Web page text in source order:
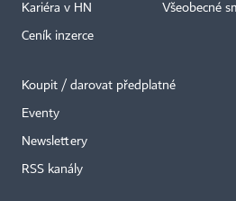
Kariéra v HN
Ceník inzerce
Všeobecné
Koupit / darovat předplatné
Eventy
Newslettery
RSS kanály